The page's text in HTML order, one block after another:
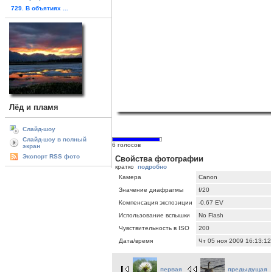
729. В объятиях ...
Лёд и пламя
Слайд-шоу
Слайд-шоу в полный
экран
Экспорт RSS фото
6 голосов
Свойства фотографии
кратко подробно
Камера
Canon
Значение диафрагмы
f/20
Компенсация экспозиции
-0,67 EV
Использование вспышки
No Flash
Чувствительность в ISO
200
Дата/время
Чт 05 ноя 2009 16:13:12
первая предыдущая